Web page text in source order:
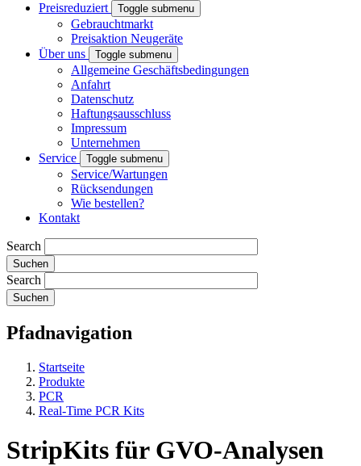
Preisreduziert
Toggle submenu
Gebrauchtmarkt
Preisaktion Neugeräte
Über uns
Toggle submenu
Allgemeine Geschäftsbedingungen
Anfahrt
Datenschutz
Haftungsausschluss
Impressum
Unternehmen
Service
Toggle submenu
Service/Wartungen
Rücksendungen
Wie bestellen?
Kontakt
Search
Search
Pfadnavigation
Startseite
Produkte
PCR
Real-Time PCR Kits
StripKits für GVO-Analysen